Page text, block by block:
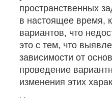
пространственных
в настоящее время,
вариантов, что
это с тем, что
зависимости от
проведение
изменения этих